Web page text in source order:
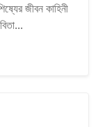
জীবন কাহিনী